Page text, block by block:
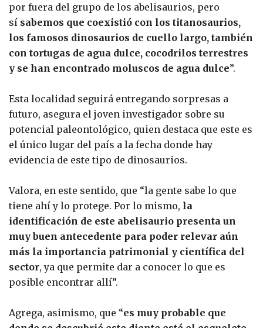
por fuera del grupo de los abelisaurios, pero
sí sabemos que coexistió con los titanosaurios,
los famosos dinosaurios de cuello largo, también
con tortugas de agua dulce, cocodrilos terrestres
y se han encontrado moluscos de agua dulce”.
Esta localidad seguirá entregando sorpresas a
futuro, asegura el joven investigador sobre su
potencial paleontológico, quien destaca que este es
el único lugar del país a la fecha donde hay
evidencia de este tipo de dinosaurios.
Valora, en este sentido, que “la gente sabe lo que
tiene ahí y lo protege. Por lo mismo, la
identificación de este abelisaurio presenta un
muy buen antecedente para poder relevar aún
más la importancia patrimonial y científica del
sector, ya que permite dar a conocer lo que es
posible encontrar allí”.
Agrega, asimismo, que “es muy probable que